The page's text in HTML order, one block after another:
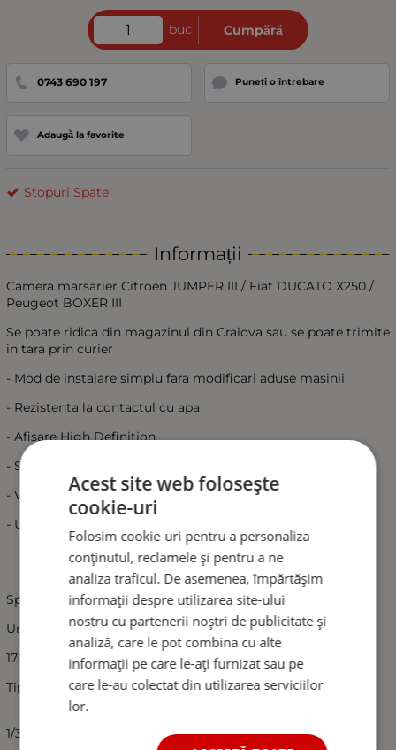
buc Cumpără
0743 690 197 Puneți o întrebare
Adaugă la favorite
Stopuri Spate
Informații
Camera marsarier Citroen JUMPER III / Fiat DUCATO X250 /
Peugeot BOXER III
Se poate ridica din magazinul din Craiova sau se poate trimite
in tara prin curier
- Mod de instalare simplu fara modificari aduse masinii
- Rezistenta la contactul cu apa
- Afisare High Definition
- Sistem Video:NTSC
- Vedere nocturna
- Unghi 170°
SpecificatiiParametri
Unghi larg
170°
Tip Senzor
1/3 NVP SONY CCD
Acest site web folosește
cookie-uri
Folosim cookie-uri pentru a personaliza
conținutul, reclamele și pentru a ne
analiza traficul. De asemenea, împărtășim
informații despre utilizarea site-ului
nostru cu partenerii noștri de publicitate și
analiză, care le pot combina cu alte
informații pe care le-ați furnizat sau pe
care le-au colectat din utilizarea serviciilor
lor.